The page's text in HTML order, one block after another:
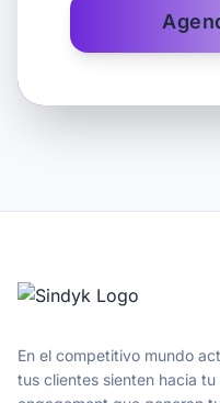
En el competitivo mundo
tus clientes sienten hacia